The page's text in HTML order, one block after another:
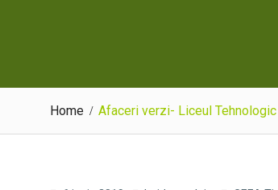
Home Afaceri verzi- Liceul